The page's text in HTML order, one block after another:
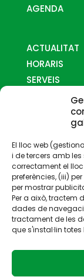
El lloc web
i de tercers amb
correctament el
preferències, (iii)
per mostrar
Per a això, tractem
dades de
tractament de les
que s'instal·lin totes
AGENDA
ACTUALITAT
HORARIS
SERVEIS
COM
CONTACTE
Gestionat per: